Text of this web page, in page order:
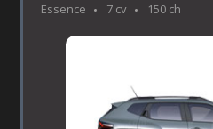
Essence 7 cv 150 ch